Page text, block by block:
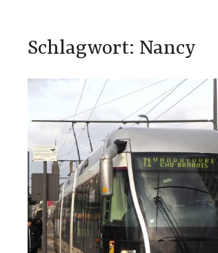
Schlagwort: Nancy